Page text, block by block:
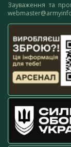
Зауваження та